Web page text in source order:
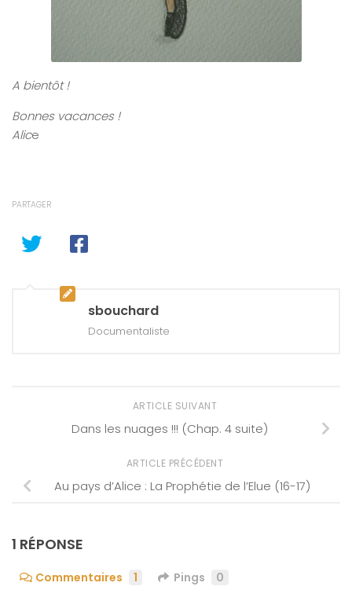
A bientôt !
Bonnes vacances !
Alice
PARTAGER
sbouchard
Documentaliste
ARTICLE SUIVANT
Dans les nuages !!! (Chap. 4 suite)
ARTICLE PRÉCÉDENT
Au pays d’Alice : La Prophétie de l’Elue (16-17)
1 RÉPONSE
Commentaires 1 Pings 0